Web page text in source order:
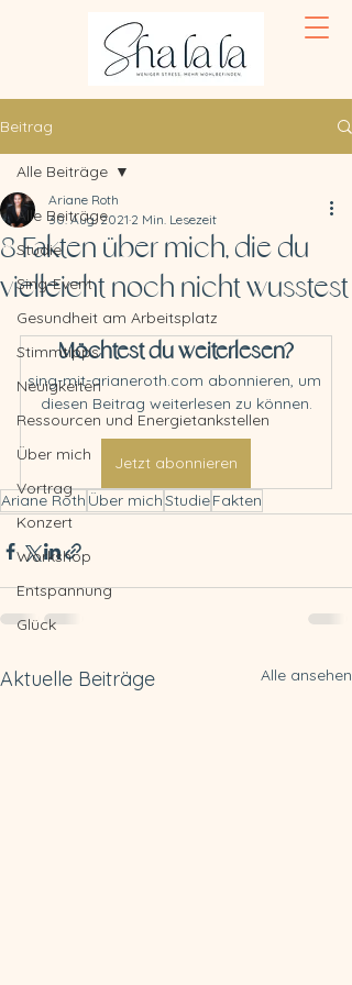
Beitrag
Alle Beiträge
Studie
Sing-Event
Gesundheit am Arbeitsplatz
Stimmtipps
Neuigkeiten
Ressourcen und Energietankstellen
Über mich
Vortrag
Konzert
Workshop
Entspannung
Glück
Alle Beiträge
8 Fakten über mich, die du
vielleicht noch nicht wusstest
Ariane Roth
30. Aug. 2021 2 Min. Lesezeit
Möchtest du weiterlesen?
sing-mit-arianeroth.com abonnieren, um
diesen Beitrag weiterlesen zu können.
Jetzt abonnieren
Ariane Roth Über michStudieFakten
Aktuelle Beiträge Alle ansehen